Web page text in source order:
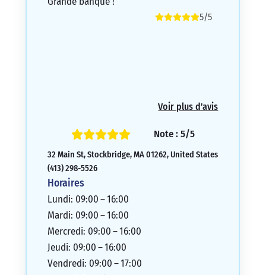
5/5
Voir plus d'avis
Note : 5/5
32 Main St, Stockbridge, MA 01262, United States
(413) 298-5526
Horaires
Lundi: 09:00 – 16:00
Mardi: 09:00 – 16:00
Mercredi: 09:00 – 16:00
Jeudi: 09:00 – 16:00
Vendredi: 09:00 – 17:00